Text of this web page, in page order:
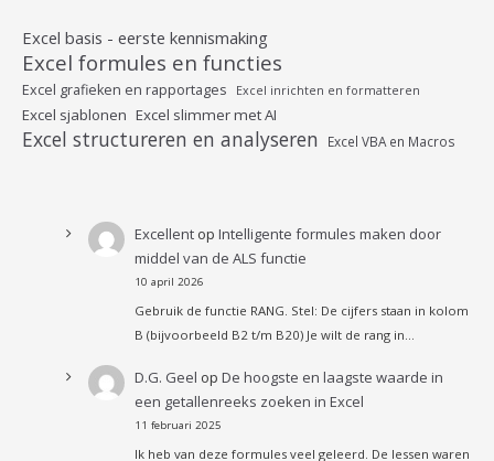
Excel basis - eerste kennismaking
Excel formules en functies
Excel grafieken en rapportages Excel inrichten en formatteren
Excel sjablonen Excel slimmer met AI
Excel structureren en analyseren Excel VBA en Macros
Excellent opIntelligente formules maken door
middel van de ALS functie
10 april 2026
Gebruik de functie RANG. Stel: De cijfers staan in kolom
B (bijvoorbeeld B2 t/m B20) Je wilt de rang in…
D.G. Geel opDe hoogste en laagste waarde in
een getallenreeks zoeken in Excel
11 februari 2025
Ik heb van deze formules veel geleerd. De lessen waren